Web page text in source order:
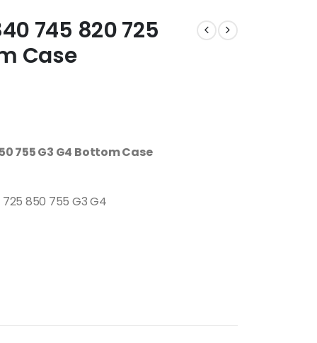
745 820 725
Case
755 G3 G4 Bottom Case
850 755 G3 G4